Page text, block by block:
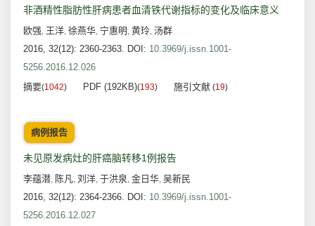
非酒精性脂肪性肝病患者血清铁代谢指标的变化及临床意义
欧强, 王洋, 徐燕华, 宁惠明 , 黄玲, 汤群
2016, 32(12): 2360-2363. DOI: 10.3969/j.issn.1001-
5256.2016.12.026
摘要(1042) PDF (192KB)(193) 施引文献 (19)
病例报告
未见原发病灶的肝癌脑转移1例报告
李蕴潜, 陈凡, 刘洋, 于洪泉, 金日华, 吴新民
2016, 32(12): 2364-2366. DOI: 10.3969/j.issn.1001-
5256.2016.12.027